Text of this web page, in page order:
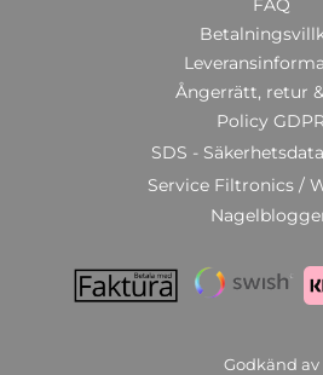
FAQ
Ångerrätt, retur
Policy
SDS -
Service Filtronics /
Godkänd av